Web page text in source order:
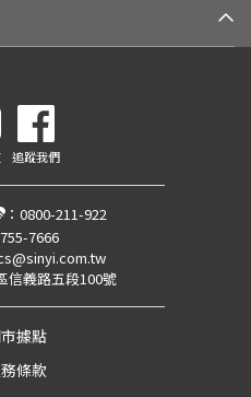
追蹤我們
： 0800-211-922
7666
信義路五段100號
據點
條款